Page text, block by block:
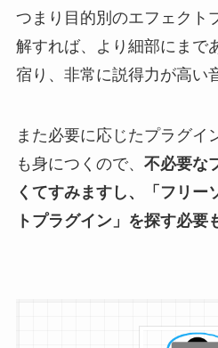
つまり目的別のエフェクト
解すれば、より細部にまで
宿り、非常に説得力が高い
また必要に応じたプラグイ
も身につくので、 不必要な
くてすみますし、「フリー
トプラグイン」を探す必要